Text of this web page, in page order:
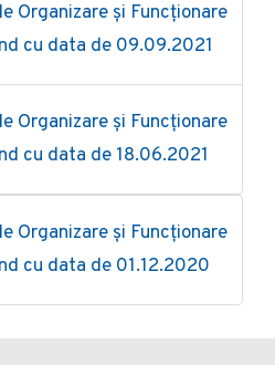
Organizare și Funcționare
cu data de 09.09.2021
Organizare și Funcționare
cu data de 18.06.2021
Organizare și Funcționare
cu data de 01.12.2020